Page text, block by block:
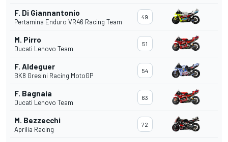
F. Di Giannantonio
Pertamina Enduro VR46 Racing Team
49
M. Pirro
Ducati Lenovo Team
51
F. Aldeguer
BK8 Gresini Racing MotoGP
54
F. Bagnaia
Ducati Lenovo Team
63
M. Bezzecchi
Aprilia Racing
72